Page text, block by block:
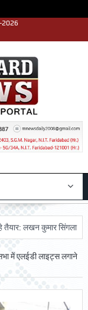
2026
लखन कुमार सिंगला
में एलईडी लाइट्स लगाने